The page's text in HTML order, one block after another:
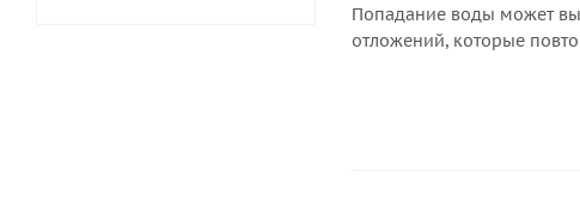
Попадание воды может
отложений, которые